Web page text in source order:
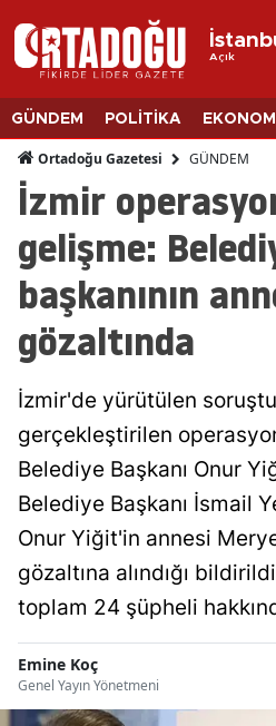
AçıkAdana
Ağrı
Aydın
Bingöl
Bitlis
GÜNDEM POLİTİKA EKONOMİ
Ortadoğu Gazetesi GÜNDEM
İzmir
gelişme:
başkanının
gözaltında
İzmir'de yürütülen
gerçekleştirilen
Belediye Başkanı Onur
Belediye Başkanı İsmail
Onur Yiğit'in annesi
gözaltına alındığı
toplam 24 şüpheli
Emine Koç
Genel Yayın Yönetmeni